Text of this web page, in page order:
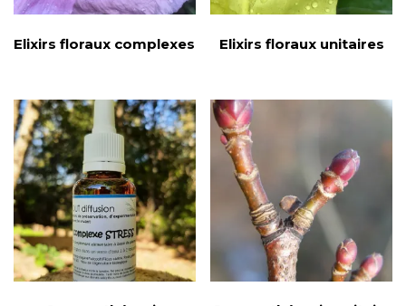
Elixirs floraux complexes Elixirs floraux unitaires